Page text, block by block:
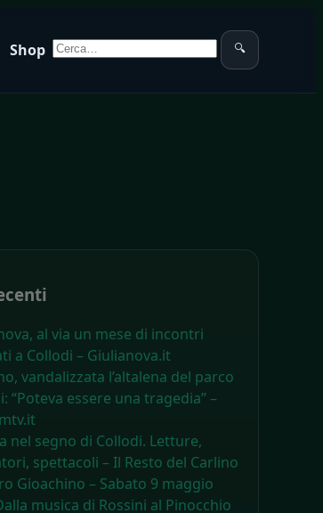
Shop Cerca: 🔍
al via un mese di incontri
a Collodi – Giulianova.it
vandalizzata l’altalena del parco
“Poteva essere una tragedia” –
nel segno di Collodi. Letture,
spettacoli – Il Resto del Carlino
Gioachino – Sabato 9 maggio
musica di Rossini al Pinocchio